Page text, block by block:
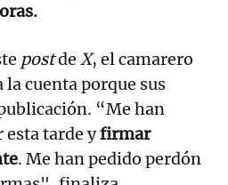
postde X, el camarero
cuenta porque sus
“Me han
esta tarde yfirmar
. Me han pedido perdón